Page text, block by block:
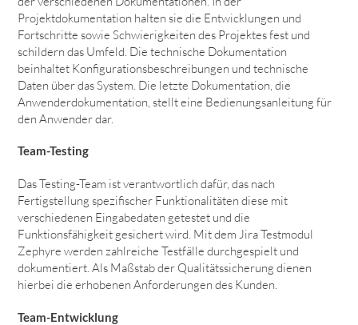
Projektdokumentation halten sie die Entwicklungen und
Fortschritte sowie Schwierigkeiten des Projektes fest und
schildern das Umfeld. Die technische Dokumentation
beinhaltet Konfigurationsbeschreibungen und technische
Daten über das System. Die letzte Dokumentation, die
Anwenderdokumentation, stellt eine Bedienungsanleitung für
den Anwender dar.
Team-Testing
Das Testing-Team ist verantwortlich dafür, das nach
Fertigstellung spezifischer Funktionalitäten diese mit
verschiedenen Eingabedaten getestet und die
Funktionsfähigkeit gesichert wird. Mit dem Jira Testmodul
Zephyre werden zahlreiche Testfälle durchgespielt und
dokumentiert. Als Maßstab der Qualitätssicherung dienen
hierbei die erhobenen Anforderungen des Kunden.
Team-Entwicklung